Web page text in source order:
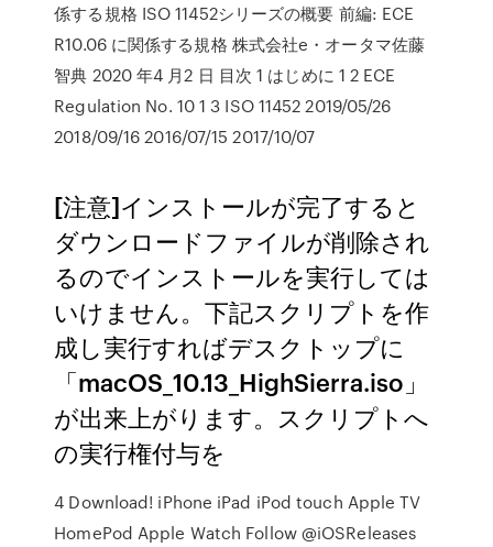
係する規格 ISO 11452シリーズの概要 前編: ECE
R10.06 に関係する規格 株式会社e・オータマ佐藤
智典 2020 年4 月2 日 目次 1 はじめに 1 2 ECE
Regulation No. 10 1 3 ISO 11452 2019/05/26
2018/09/16 2016/07/15 2017/10/07
[注意]インストールが完了すると
ダウンロードファイルが削除され
るのでインストールを実行しては
いけません。下記スクリプトを作
成し実行すればデスクトップに
「macOS_10.13_HighSierra.iso」
が出来上がります。スクリプトへ
の実行権付与を
4 Download! iPhone iPad iPod touch Apple TV
HomePod Apple Watch Follow @iOSReleases